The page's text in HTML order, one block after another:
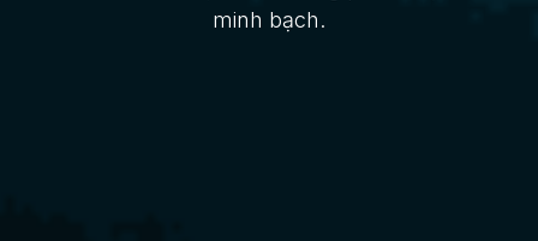
minh bạch.